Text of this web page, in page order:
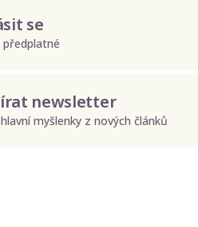
se
newsletter
myšlenky z nových článků